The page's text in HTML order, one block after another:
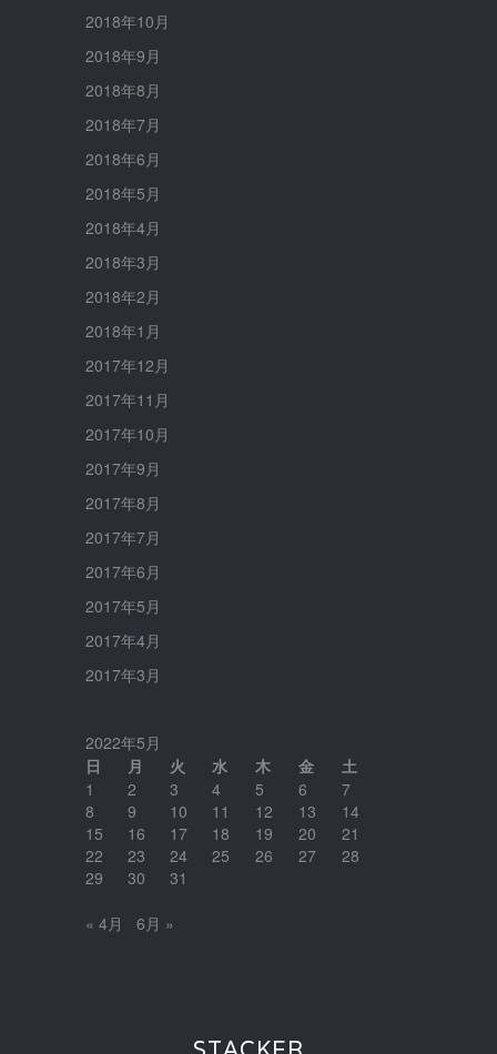
2018年10月
2018年9月
2018年8月
2018年7月
2018年6月
2018年5月
2018年4月
2018年3月
2018年2月
2018年1月
2017年12月
2017年11月
2017年10月
2017年9月
2017年8月
2017年7月
2017年6月
2017年5月
2017年4月
2017年3月
2022年5月
日
月 火 水 木 金
土
1
2 3 4 5 6
7
8
9 10 11 12 13
14
15
16 17 18 19 20
21
22
23 24 25 26 27
28
29
30 31
« 4月 6月 »